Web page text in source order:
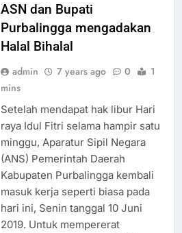
ASN dan Bupati
Purbalingga mengadakan
Halal Bihalal
admin 7 years ago 0
1
mins
Setelah mendapat hak libur Hari
raya Idul Fitri selama hampir satu
minggu, Aparatur Sipil Negara
(ANS) Pemerintah Daerah
Kabupaten Purbalingga kembali
masuk kerja seperti biasa pada
hari ini, Senin tanggal 10 Juni
2019. Untuk mempererat